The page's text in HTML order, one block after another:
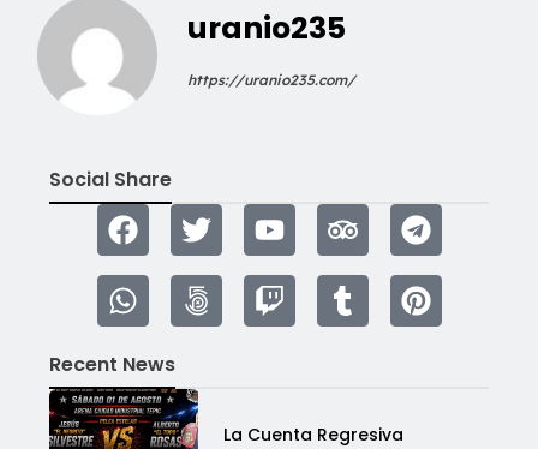
uranio235
https://uranio235.com/
Social Share
Recent News
La Cuenta Regresiva